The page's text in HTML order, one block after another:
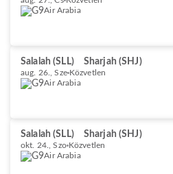
Air Arabia
Salalah (SLL) Sharjah (SHJ)
aug. 26., Sze Közvetlen
Air Arabia
Salalah (SLL) Sharjah (SHJ)
okt. 24., Szo Közvetlen
Air Arabia